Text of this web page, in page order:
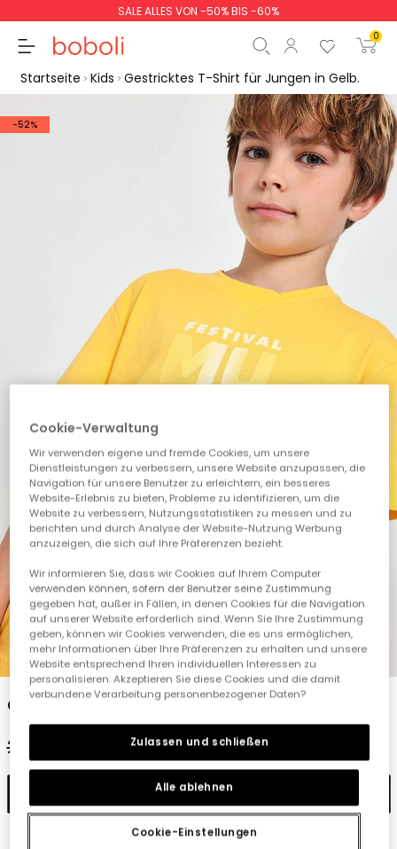
SALE ALLES VON -50% BIS -60%
0
0,00 €
0,00 €
Start der Bestellung
Startseite Kids Gestricktes T-Shirt für Jungen in Gelb.
-52%
1 2 3 4 5
Gestricktes T-Shirt für Jungen in Gelb.
22,95 €
10,95 €
In den Warenkorb
Cookie-Verwaltung
Wir verwenden eigene und fremde Cookies, um unsere
Dienstleistungen zu verbessern, unsere Website anzupassen, die
Navigation für unsere Benutzer zu erleichtern, ein besseres
Website-Erlebnis zu bieten, Probleme zu identifizieren, um die
Website zu verbessern, Nutzungsstatistiken zu messen und zu
berichten und durch Analyse der Website-Nutzung Werbung
anzuzeigen, die sich auf Ihre Präferenzen bezieht.
Wir informieren Sie, dass wir Cookies auf Ihrem Computer
verwenden können, sofern der Benutzer seine Zustimmung
gegeben hat, außer in Fällen, in denen Cookies für die Navigation
auf unserer Website erforderlich sind. Wenn Sie Ihre Zustimmung
geben, können wir Cookies verwenden, die es uns ermöglichen,
mehr Informationen über Ihre Präferenzen zu erhalten und unsere
Website entsprechend Ihren individuellen Interessen zu
personalisieren. Akzeptieren Sie diese Cookies und die damit
verbundene Verarbeitung personenbezogener Daten?
Cookie-Einstellungen
Alle ablehnen
Zulassen und schließen